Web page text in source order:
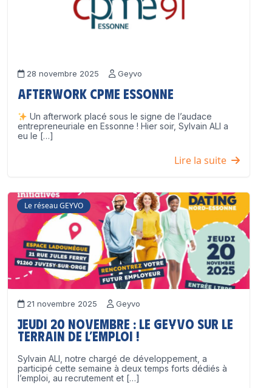
28 novembre 2025 Geyvo
Afterwork CPME Essonne
Un afterwork placé sous le signe de l’audace
entrepreneuriale en Essonne ! Hier soir, Sylvain ALI a
eu le […]
Lire la suite
Le réseau GEYVO
21 novembre 2025 Geyvo
Jeudi 20 novembre : le GEYVO sur le
terrain de l’emploi !
Sylvain ALI, notre chargé de développement, a
participé cette semaine à deux temps forts dédiés à
l’emploi, au recrutement et […]